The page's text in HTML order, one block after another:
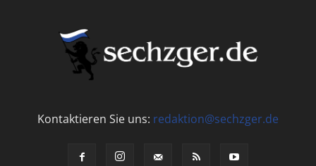
Kontaktieren Sie uns: redaktion@sechzger.de